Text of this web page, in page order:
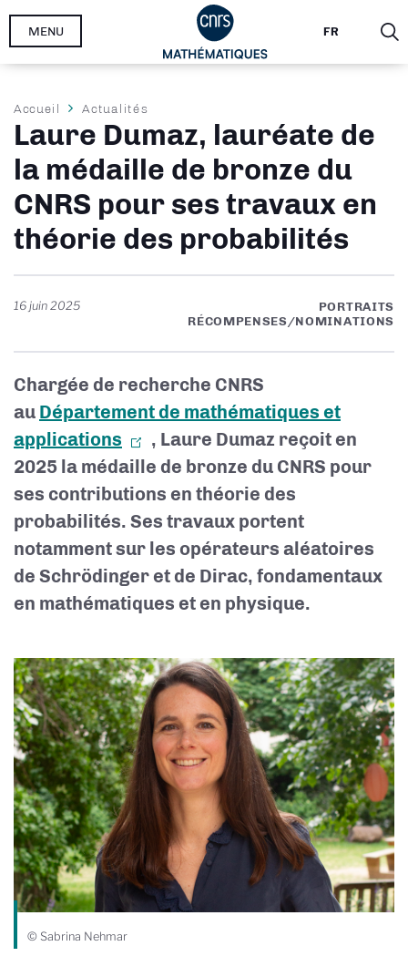
Aller
FR
MENU
Fil
d'Ariane
Accueil Actualités
Laure Dumaz, lauréate de
la médaille de bronze du
CNRS pour ses travaux en
théorie des probabilités
16 juin 2025
PORTRAITS
RÉCOMPENSES/NOMINATIONS
Chargée de recherche CNRS
au Département de mathématiques et
applications
, Laure Dumaz reçoit en
2025 la médaille de bronze du CNRS pour
ses contributions en théorie des
probabilités. Ses travaux portent
notamment sur les opérateurs aléatoires
de Schrödinger et de Dirac, fondamentaux
en mathématiques et en physique.
© Sabrina Nehmar